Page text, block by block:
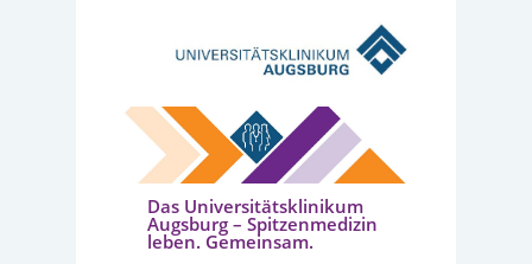
Das Universitätsklinikum
Augsburg – Spitzenmedizin
leben. Gemeinsam.